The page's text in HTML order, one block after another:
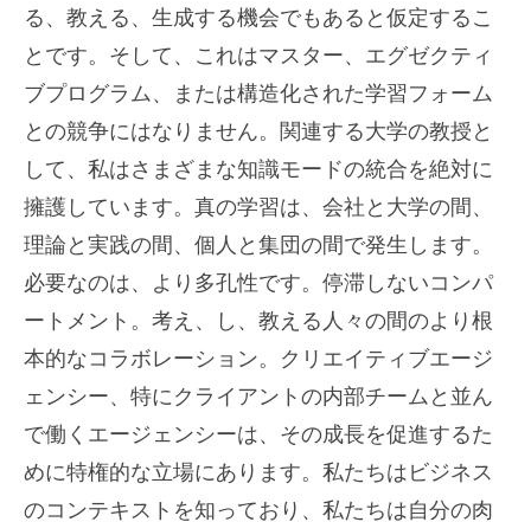
る、教える、生成する機会でもあると仮定するこ
とです。そして、これはマスター、エグゼクティ
ブプログラム、または構造化された学習フォーム
との競争にはなりません。関連する大学の教授と
して、私はさまざまな知識モードの統合を絶対に
擁護しています。真の学習は、会社と大学の間、
理論と実践の間、個人と集団の間で発生します。
必要なのは、より多孔性です。停滞しないコンパ
ートメント。考え、し、教える人々の間のより根
本的なコラボレーション。クリエイティブエージ
ェンシー、特にクライアントの内部チームと並ん
で働くエージェンシーは、その成長を促進するた
めに特権的な立場にあります。私たちはビジネス
のコンテキストを知っており、私たちは自分の肉